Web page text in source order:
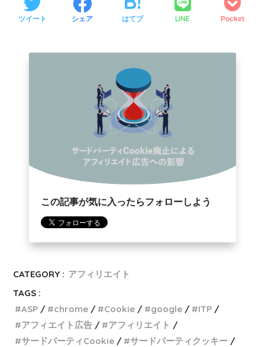
ツイート シェア はてブ LINE Pocket
この記事が気に入ったらフォローしよう
CATEGORY : アフィリエイト
TAGS :
ASP
chrome Cookie google
ITP
アフィエイト広告
アフィリエイト
サードパーティCookie
サードパーティクッキー